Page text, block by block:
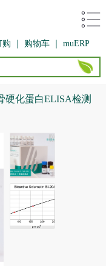
购 ｜ 购物车 ｜ muERP
硬化蛋白ELISA检测